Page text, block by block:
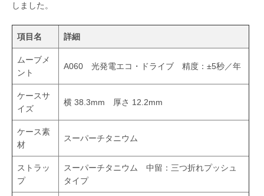
しました。
項目名 詳細
ムーブメ
ント
A060 光発電エコ・ドライブ 精度：±5秒／年
ケースサ
イズ
横 38.3mm 厚さ 12.2mm
ケース素
材
スーパーチタニウム
ストラッ
プ
スーパーチタニウム 中留：三つ折れプッシュ
タイプ